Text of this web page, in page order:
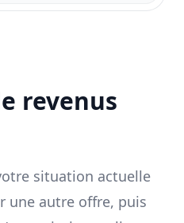
revenus
situation actuelle
une autre offre, puis